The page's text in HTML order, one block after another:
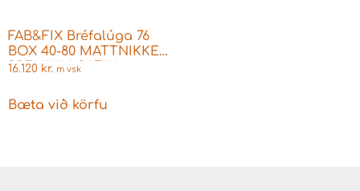
FAB&FIX Bréfalúga 76
BOX 40-80 MATTNIKKEL
PREMIUM SATIN
16.120 kr. m vsk
Bæta við körfu